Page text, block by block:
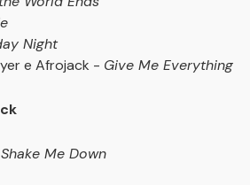
Night
e Afrojack - Give Me Everything
Shake Me Down